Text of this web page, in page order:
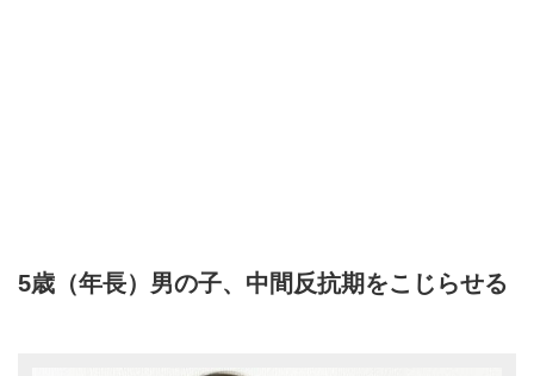
5歳（年長）男の子、中間反抗期をこじらせる